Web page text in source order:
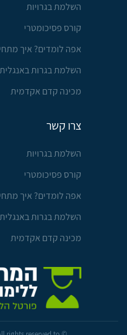
השלמת בגרויות
קורס פסיכומטרי
אפה לומדים? איך
השלמת בגרות באנגלית
מכינה קדם אקדמית
צרו קשר
השלמת בגרויות
קורס פסיכומטרי
אפה לומדים? איך
השלמת בגרות באנגלית
מכינה קדם אקדמית